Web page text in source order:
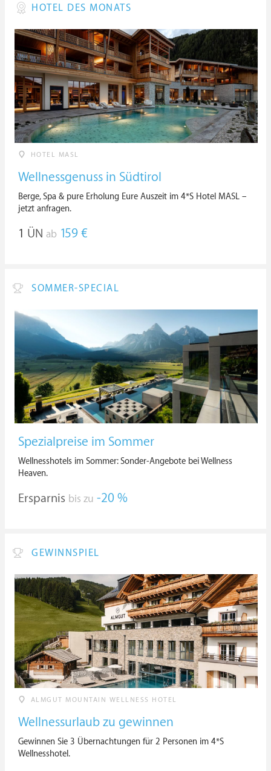
HOTEL DES MONATS
HOTEL MASL
Wellnessgenuss in Südtirol
Berge, Spa & pure Erholung Eure Auszeit im 4*S Hotel MASL –
jetzt anfragen.
1 ÜN ab 159 €
SOMMER-SPECIAL
Spezialpreise im Sommer
Wellnesshotels im Sommer: Sonder-Angebote bei Wellness
Heaven.
Ersparnis bis zu -20 %
GEWINNSPIEL
ALMGUT MOUNTAIN WELLNESS HOTEL
Wellnessurlaub zu gewinnen
Gewinnen Sie 3 Übernachtungen für 2 Personen im 4*S
Wellnesshotel.